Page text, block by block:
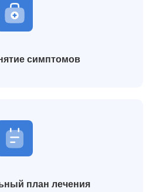
симптомов
план лечения